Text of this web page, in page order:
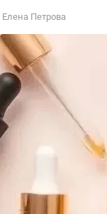
Елена Петрова